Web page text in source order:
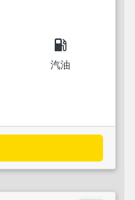
local_gas_station
汽油